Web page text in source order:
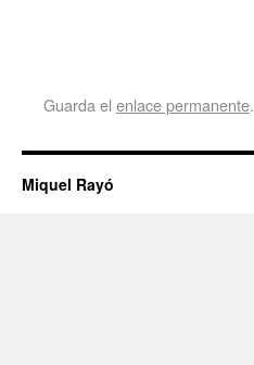
Guarda el enlace permanente.
Miquel Rayó